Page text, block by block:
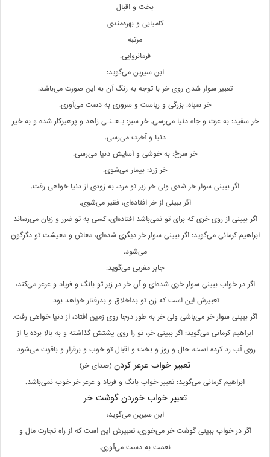
بخت و اقبال
کامیابی و بهره‌مندی
مرتبه
فرمانروایی.
ابن سیرین می‌گوید:
تعبیر سوار شدن روی خر با توجه به رنگ آن به این صورت می‌باشد:
خر سیاه: بزرگی و ریاست و سروری به دست می‌آوری.
خر سفید: به عزت و جاه دنیا می‌رسی. خر سبز: یـعـنـی زاهد و پرهیزکار شده و به خیر
دنیا و آخرت می‌رسی.
خر سرخ: به خوشی و آسایش دنیا می‌رسی.
خر زرد: بیمار می‌شوی.
اگر ببینی سوار خر شدی ولی خر زیر تو مرد، به زودی از دنیا خواهی رفت.
اگر ببینی از خر افتاده‌ای، فقیر می‌شوی.
اگر ببینی از روی خری که برای تو نمی‌باشد افتاده‌ای، کسی به تو ضرر و زیان می‌رساند
ابراهیم کرمانی می‌گوید: اگر ببینی سوار خر دیگری شده‌ای، معاش و معیشت تو دگرگون
می‌شود.
جابر مغربی می‌گوید:
اگر در خواب ببینی سوار خری شده‌ای و آن خر در زیر تو بانگ و فریاد و عرعر می‌کند،
تعبیرش این است که زن تو بداخلاق و بدرفتار خواهد بود.
اگر ببینی سوار خر می‌باشی ولی خر به طور درجا روی زمین افتاد، از دنیا خواهی رفت.
ابراهیم کرمانی می‌گوید: اگر ببینی خر، تو را روی پشتش گذاشته و به بالا برده یا از
روی آب رد کرده است، حال و روز و بخت و اقبال تو خوب و برقرار و باقوت می‌شود.
تعبیر خواب عرعر کردن(صدای خر)
ابراهیم کرمانی می‌گوید: تعبیر خواب بانگ و فریاد و عرعر خر خوب نمی‌باشد.
تعبیر خواب خوردن گوشت خر
ابن سیرین می‌گوید:
اگر در خواب ببینی گوشت خر می‌خوری، تعبیرش این است که از راه تجارت مال و
نعمت به دست می‌آوری.